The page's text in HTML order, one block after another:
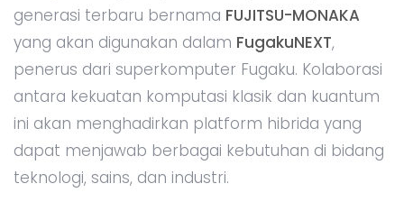
generasi terbaru bernama FUJITSU-MONAKA
yang akan digunakan dalam FugakuNEXT,
penerus dari superkomputer Fugaku. Kolaborasi
antara kekuatan komputasi klasik dan kuantum
ini akan menghadirkan platform hibrida yang
dapat menjawab berbagai kebutuhan di bidang
teknologi, sains, dan industri.